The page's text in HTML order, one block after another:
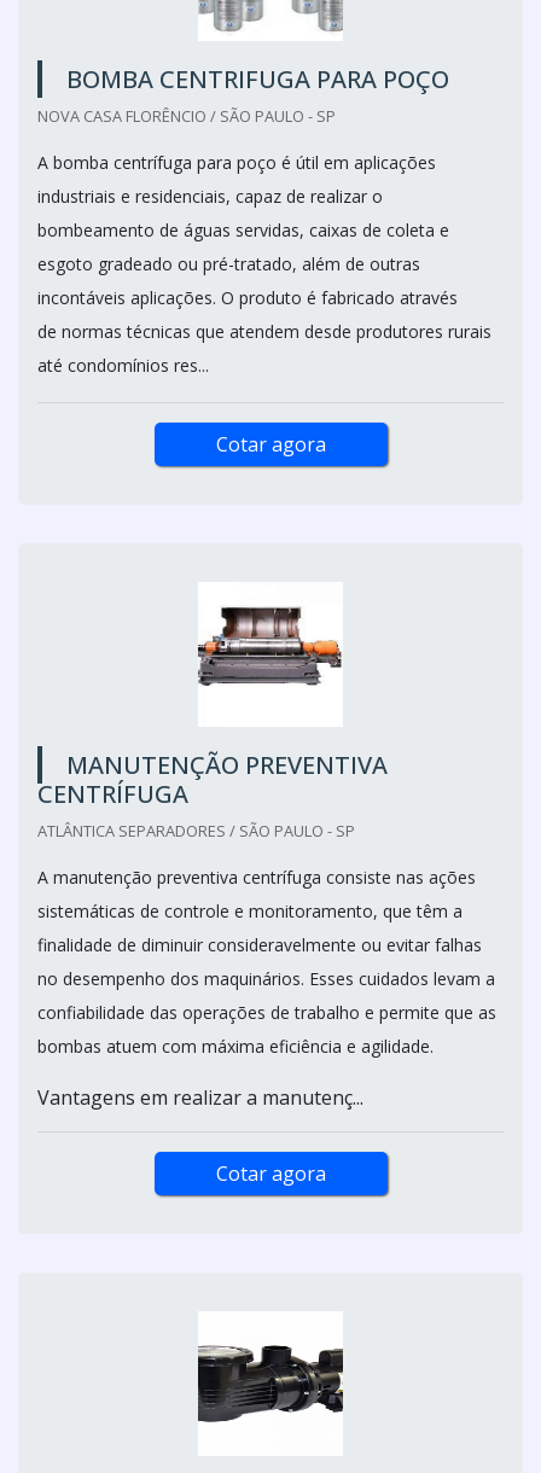
BOMBA CENTRIFUGA PARA POÇO
NOVA CASA FLORÊNCIO / SÃO PAULO - SP
A bomba centrífuga para poço é útil em aplicações
industriais e residenciais, capaz de realizar o
bombeamento de águas servidas, caixas de coleta e
esgoto gradeado ou pré-tratado, além de outras
incontáveis aplicações. O produto é fabricado através
de normas técnicas que atendem desde produtores rurais
até condomínios res...
Cotar agora
MANUTENÇÃO PREVENTIVA
CENTRÍFUGA
ATLÂNTICA SEPARADORES / SÃO PAULO - SP
A manutenção preventiva centrífuga consiste nas ações
sistemáticas de controle e monitoramento, que têm a
finalidade de diminuir consideravelmente ou evitar falhas
no desempenho dos maquinários. Esses cuidados levam a
confiabilidade das operações de trabalho e permite que as
bombas atuem com máxima eficiência e agilidade.
Vantagens em realizar a manutenç...
Cotar agora